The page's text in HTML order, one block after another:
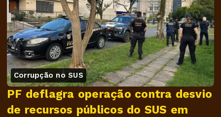
Corrupção no SUS
PF deflagra operação contra desvio
de recursos públicos do SUS em